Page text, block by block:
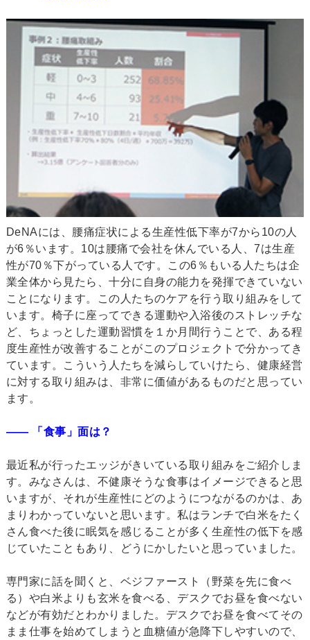
DeNAには、腰痛症状による生産性低下率が7から10の人
が6％います。10は腰痛で会社を休んでいる人、7は生産
性が70％下がっている人です。この6％もいる人たちは企
業全体から見たら、十分に自身の能力を発揮できていない
ことになります。この人たちのケアを行う取り組みをして
います。椅子に座ってできる運動や入浴後のストレッチな
ど、ちょっとした運動習慣を１か月間行うことで、ある程
度生産性が改善することがこのプロジェクトで分かってき
ています。こういう人たちを減らしていけたら、健康経営
に対する取り組みは、非常に価値があるものだと思ってい
ます。
―― 「食事」面は？
最近私が行ったエッジがきいている取り組みをご紹介しま
す。みなさんは、不健康そうな食事はイメージできると思
いますが、それが生産性にどのようにつながるのかは、あ
まりわかっていないと思います。私はランチで白米をたく
さん食べた後に眠気を感じることが多く生産性の低下を感
じていたこともあり、どうにかしたいと思っていました。
専門家に話を聞くと、ベジファースト（野菜を先に食べ
る）や白米よりも玄米を食べる、デスクでお昼を食べない
などが有効だとわかりました。デスクでお昼を食べてその
まま仕事を始めてしまうと血糖値が急降下しやすいので、